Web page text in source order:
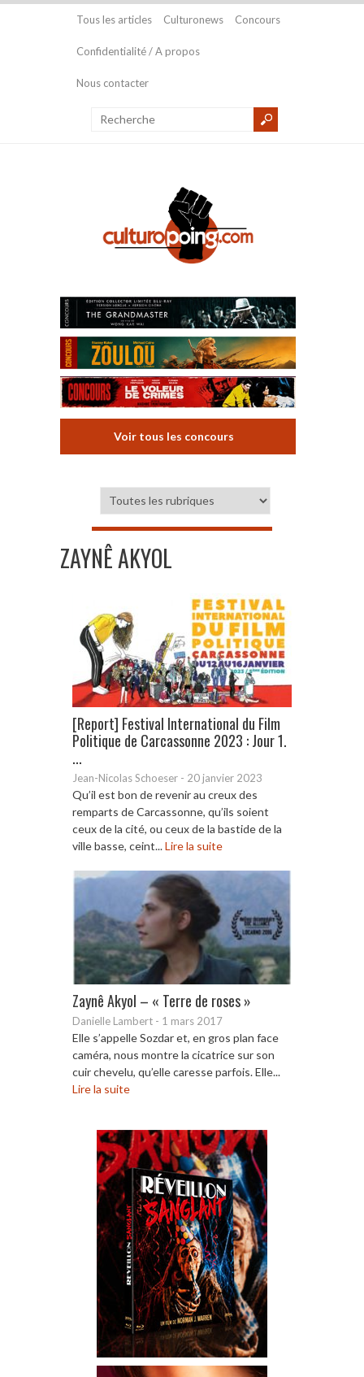
Tous les articles Culturonews Concours
Confidentialité / A propos
Nous contacter
Voir tous les concours
ZAYNÊ AKYOL
[Report] Festival International du Film
Politique de Carcassonne 2023 : Jour 1.
...
Jean-Nicolas Schoeser - 20 janvier 2023
Qu’il est bon de revenir au creux des
remparts de Carcassonne, qu’ils soient
ceux de la cité, ou ceux de la bastide de la
ville basse, ceint...Lire la suite
Zaynê Akyol – « Terre de roses »
Danielle Lambert - 1 mars 2017
Elle s’appelle Sozdar et, en gros plan face
caméra, nous montre la cicatrice sur son
cuir chevelu, qu’elle caresse parfois. Elle...
Lire la suite